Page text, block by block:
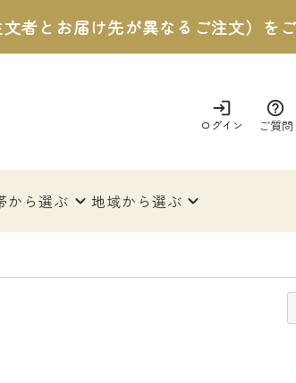
者とお届け先が異なるご注文）を
ログイン ご質問
から選ぶ 地域から選ぶ